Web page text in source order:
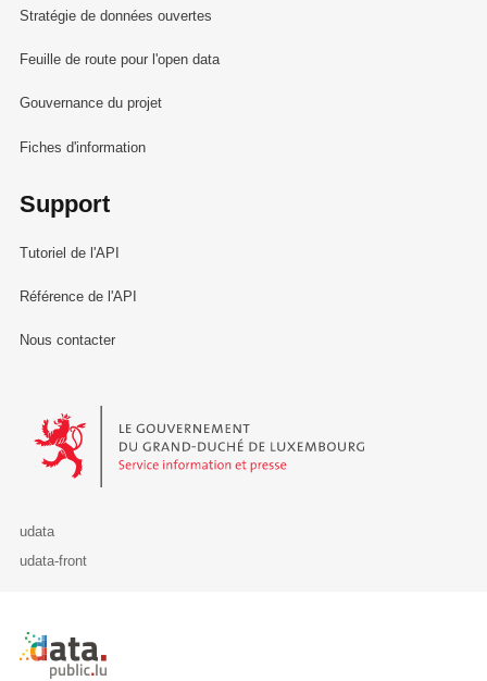
Stratégie de données ouvertes
Feuille de route pour l'open data
Gouvernance du projet
Fiches d'information
Support
Tutoriel de l'API
Référence de l'API
Nous contacter
Le Gouvernement du Grand-Duché de Luxembourg - Service
udata
udata-front
Retour à l'accueil de data.public.lu